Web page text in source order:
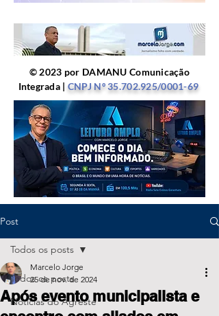
© 2023 por DAMANU Comunicação
Integrada | CNPJ Nº35.702.925/0001-69
Post
Todos os posts
Notícias do Agreste
Todos os posts
Após evento municipalista e
Marcelo Jorge
25 de nov. de 2024